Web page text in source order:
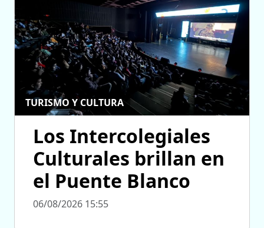
TURISMO Y CULTURA
Los Intercolegiales
Culturales brillan en
el Puente Blanco
06/08/2026 15:55